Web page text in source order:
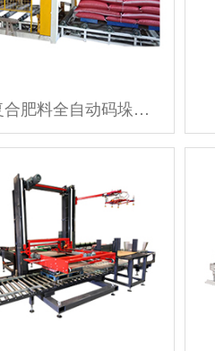
袋装化肥复合肥料全自动码垛机器人